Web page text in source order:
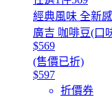
經典風味 全新
廣吉 咖啡豆(口
$569
(售價已折)
$597
折價券